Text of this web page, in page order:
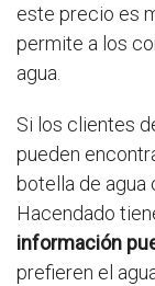
este precio es
permite a los
agua.
Si los clientes
pueden
botella de agua
Hacendado
información
prefieren el